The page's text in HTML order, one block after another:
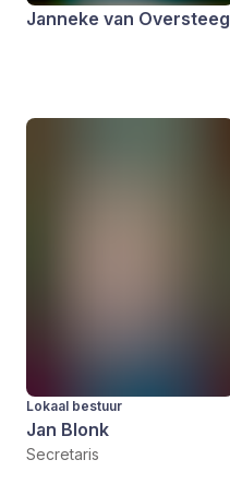
Janneke van Oversteeg
Lokaal bestuur
Jan Blonk
Secretaris